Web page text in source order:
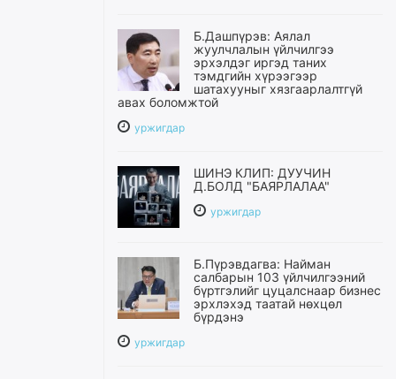
Б.Дашпүрэв: Аялал
жуулчлалын үйлчилгээ
эрхэлдэг иргэд таних
тэмдгийн хүрээгээр
шатахууныг хязгаарлалтгүй
авах боломжтой
уржигдар
ШИНЭ КЛИП: ДУУЧИН
Д.БОЛД "БАЯРЛАЛАА"
уржигдар
Б.Пүрэвдагва: Найман
салбарын 103 үйлчилгээний
бүртгэлийг цуцалснаар бизнес
эрхлэхэд таатай нөхцөл
бүрдэнэ
уржигдар